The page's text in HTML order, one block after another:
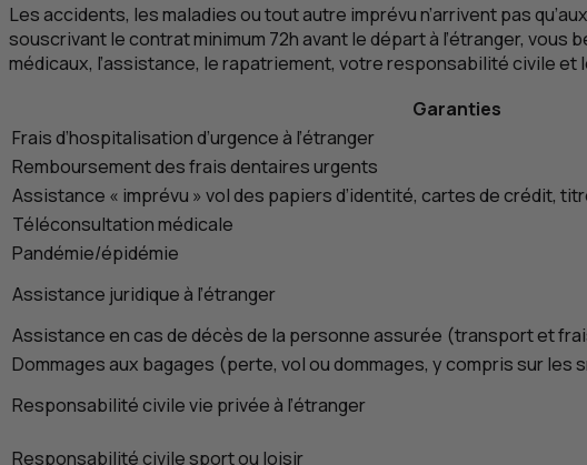
Les accidents, les maladies ou tout autre imprévu n’arrivent pas
souscrivant le contrat minimum 72h avant le départ à l’étranger,
médicaux, l’assistance, le rapatriement, votre responsabilité civile et
Garanties
Frais d’hospitalisation d’urgence à l’étranger
Remboursement des frais dentaires urgents
Assistance « imprévu » vol des papiers d’identité, cartes de crédit,
Téléconsultation médicale
Pandémie/épidémie
Assistance juridique à l’étranger
Assistance en cas de décès de la personne assurée (transport et
Dommages aux bagages (perte, vol ou dommages, y compris sur
Responsabilité civile vie privée à l’étranger
Responsabilité civile sport ou loisir